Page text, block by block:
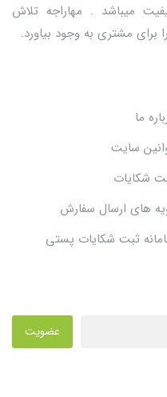
میباشد . مهاراجه تلاش
مشتری به وجود بیاورد.
ما
سایت
شکایات
های ارسال سفارش
ثبت شکایات پستی
عضویت